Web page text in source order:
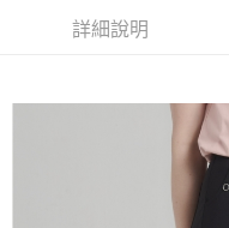
2.付款方式選擇「大哥付你分
4.訂單成立30分鐘內，如未前
消。如遇「轉專審核」未通過
1.分期款項不併入電信帳單，
相關說明
便利好安心！
１．簡單：不需註冊會員、不
２．便利：只要手機號碼，簡
３．安心：先確認商品／服務
【「AFTEE先享後付」結帳流程
每筆NT$120，滿
詳細說明